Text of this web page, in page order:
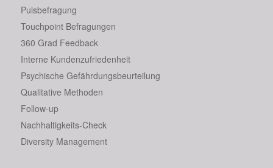
Pulsbefragung
Touchpoint Befragungen
360 Grad Feedback
Interne Kundenzufriedenheit
Psychische Gefährdungsbeurteilung
Qualitative Methoden
Follow-up
Nachhaltigkeits-Check
Diversity Management